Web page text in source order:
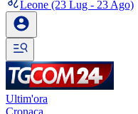
Leone (23 Lug - 23 Ago)
Ultim'ora
Cronaca